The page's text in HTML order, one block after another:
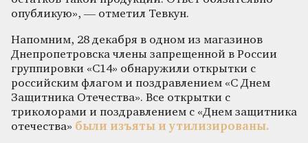
опубликую», — отметил Тевкун.
Напомним, 28 декабря в одном из магазинов
Днепропетровска члены запрещенной в России
группировки «С14» обнаружили открытки с
российским флагом и поздравлением «С Днем
Защитника Отечества». Все открытки с
триколорами и поздравлением с «Днем защитника
отечества» были изъяты и утилизированы.